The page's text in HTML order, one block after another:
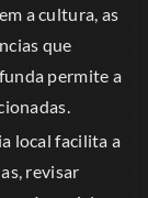
a cultura, as
que
permite a
local facilita a
revisar